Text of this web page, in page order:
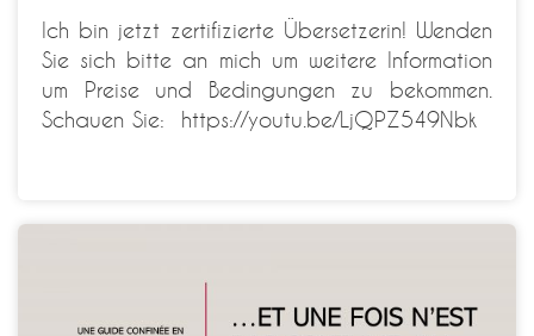
Ich bin jetzt zertifizierte Übersetzerin! Wenden
Sie sich bitte an mich um weitere Information
um Preise und Bedingungen zu bekommen.
Schauen Sie: https://youtu.be/LjQPZ549Nbk